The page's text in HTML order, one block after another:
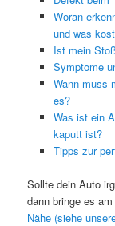
Woran
und was
Ist mein
Symptome
Wann muss
es?
Was ist ein
kaputt ist?
Tipps zur
Sollte dein Auto
dann bringe es
Nähe (siehe